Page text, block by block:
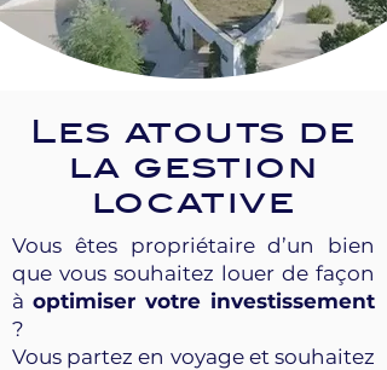
Les atouts de
la gestion
locative
Vous êtes propriétaire d’un bien
que vous souhaitez louer de façon
à optimiser votre investissement
?
Vous partez en voyage et souhaitez